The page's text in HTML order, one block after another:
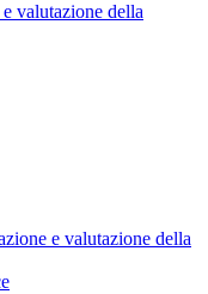
valutazione della
e valutazione della